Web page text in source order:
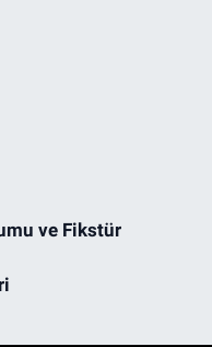
ve Fikstür